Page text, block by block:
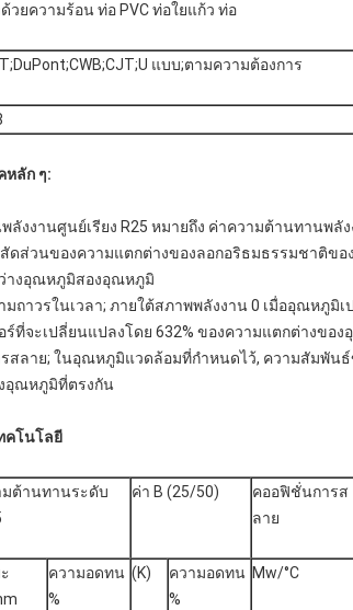
วยความร้อน ท่อ PVC ท่อใยแก้ว ท่อ
แบบ;ตามความต้องการ
หลัก ๆ:
ลังงานศูนย์เรียง R25 หมายถึง ค่าความต้านทานพลั
สัดส่วนของความแตกต่างของลอกอริธมธรรมชาติ
างอุณหภูมิสองอุณหภูมิ
มถาวรในเวลา; ภายใต้สภาพพลังงาน 0 เมื่ออุณหภู
ร์ที่จะเปลี่ยนแปลงโดย 632% ของความแตกต่างขอ
รสลาย; ในอุณหภูมิแวดล้อมที่กําหนดไว้, ความสัมพัน
อุณหภูมิที่ตรงกัน
คโนโลยี
มต้านทานระดับ
ค่า B (25/50)
คออฟิชั่นการส
ลาย
ความอดทน
%
(K)
ความอดทน
%
Mw/°C